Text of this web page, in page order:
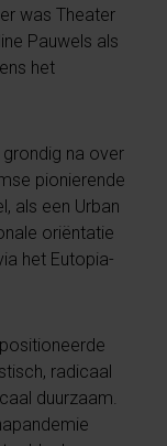
was Theater
Pauwels als
het
na over
pionierende
als een Urban
oriëntatie
het Eutopia-
radicaal
duurzaam.